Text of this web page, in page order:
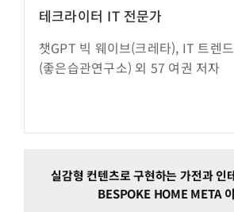
테크라이터 IT 전문가
챗GPT 빅 웨이브(크레타), IT 트렌
(좋은습관연구소) 외 57 여권 저자
실감형 컨텐츠로 구현하는 가전과 인
BESPOKE HOME META